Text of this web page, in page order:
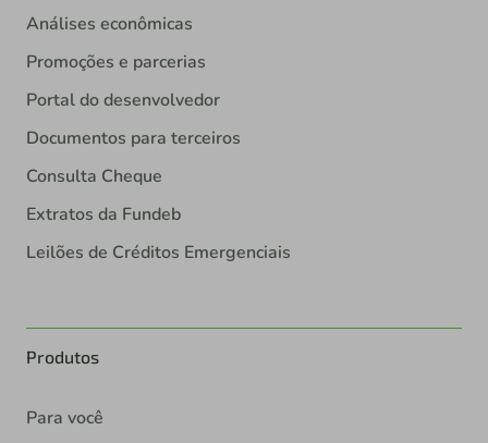
Análises econômicas
Promoções e parcerias
Portal do desenvolvedor
Documentos para terceiros
Consulta Cheque
Extratos da Fundeb
Leilões de Créditos Emergenciais
Produtos
Para você